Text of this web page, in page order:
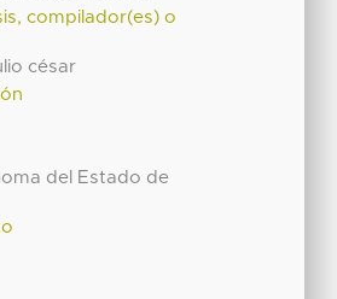
compilador(es) o
césar
del Estado de